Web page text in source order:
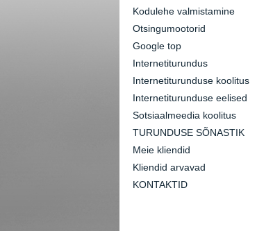
Kodulehe valmistamine
Otsingumootorid
Google top
Internetiturundus
Internetiturunduse koolitus
Internetiturunduse eelised
Sotsiaalmeedia koolitus
TURUNDUSE SÕNASTIK
Meie kliendid
Kliendid arvavad
KONTAKTID